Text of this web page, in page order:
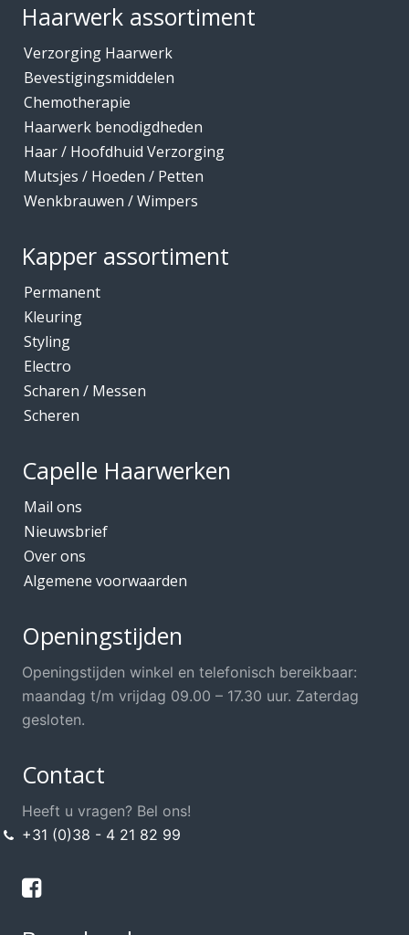
Haarwerk assortiment
Verzorging Haarwerk
Bevestigingsmiddelen
Chemotherapie
Haarwerk benodigdheden
Haar / Hoofdhuid Verzorging
Mutsjes / Hoeden / Petten
Wenkbrauwen / Wimpers
Kapper assortiment
Permanent
Kleuring
Styling
Electro
Scharen / Messen
Scheren
Capelle Haarwerken
Mail ons
Nieuwsbrief
Over ons
Algemene voorwaarden
Openingstijden
Openingstijden winkel en telefonisch bereikbaar:
maandag t/m vrijdag 09.00 – 17.30 uur. Zaterdag
gesloten.
Contact
Heeft u vragen? Bel ons!
+31 (0)38 - 4 21 82 99